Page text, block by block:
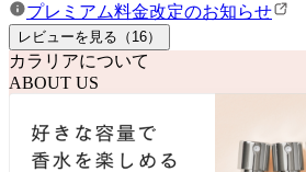
プレミアム料金改定のお知らせ
レビューを見る（ 16）
カラリアについて
ABOUT US